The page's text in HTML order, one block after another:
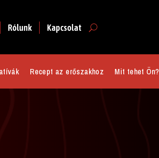
Rólunk Kapcsolat
Recept az erőszakhoz Mit tehet Ön?